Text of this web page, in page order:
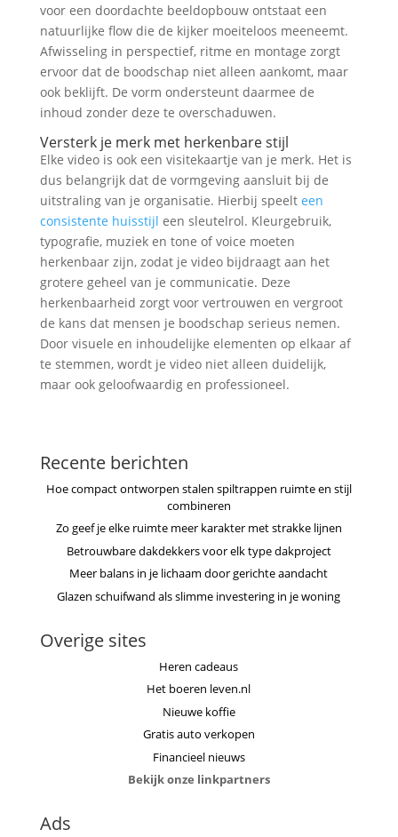
voor een doordachte beeldopbouw ontstaat een
natuurlijke flow die de kijker moeiteloos meeneemt.
Afwisseling in perspectief, ritme en montage zorgt
ervoor dat de boodschap niet alleen aankomt, maar
ook beklijft. De vorm ondersteunt daarmee de
inhoud zonder deze te overschaduwen.
Versterk je merk met herkenbare stijl
Elke video is ook een visitekaartje van je merk. Het is
dus belangrijk dat de vormgeving aansluit bij de
uitstraling van je organisatie. Hierbij speelt een
consistente huisstijl een sleutelrol. Kleurgebruik,
typografie, muziek en tone of voice moeten
herkenbaar zijn, zodat je video bijdraagt aan het
grotere geheel van je communicatie. Deze
herkenbaarheid zorgt voor vertrouwen en vergroot
de kans dat mensen je boodschap serieus nemen.
Door visuele en inhoudelijke elementen op elkaar af
te stemmen, wordt je video niet alleen duidelijk,
maar ook geloofwaardig en professioneel.
Recente berichten
Hoe compact ontworpen stalen spiltrappen ruimte en stijl
combineren
Zo geef je elke ruimte meer karakter met strakke lijnen
Betrouwbare dakdekkers voor elk type dakproject
Meer balans in je lichaam door gerichte aandacht
Glazen schuifwand als slimme investering in je woning
Overige sites
Heren cadeaus
Het boeren leven.nl
Nieuwe koffie
Gratis auto verkopen
Financieel nieuws
Bekijk onze linkpartners
Ads